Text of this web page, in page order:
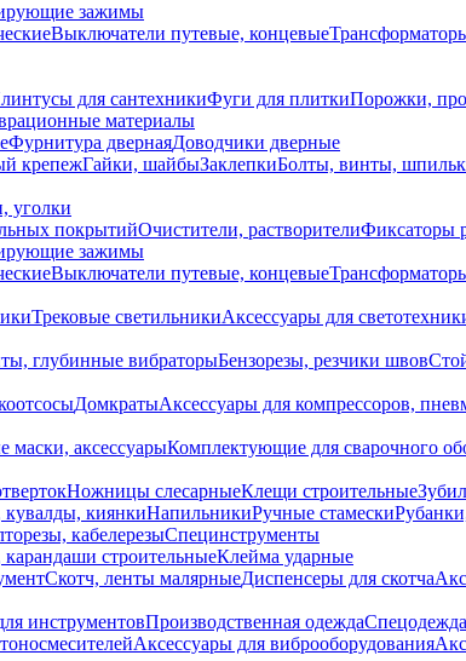
зажимы
Выключатели путевые, концевые
для сантехникиФуги для плиткиПорожки,
материалы
Фурнитура двернаяДоводчики дверные
крепежГайки, шайбыЗаклепкиБолты, винты,
уголки
покрытийОчистители, растворителиФиксаторы
зажимы
Выключатели путевые, концевые
Трековые светильникиАксессуары для
глубинные вибраторыБензорезы, резчики швов
ДомкратыАксессуары для компрессоров,
маски, аксессуарыКомплектующие для сварочного
Ножницы слесарныеКлещи строительные
киянкиНапильникиРучные стамески
кабелерезыСпецинструменты
строительныеКлейма ударные
Скотч, ленты малярныеДиспенсеры для скотча
инструментовПроизводственная одеждаСпецодежда
Аксессуары для виброоборудования